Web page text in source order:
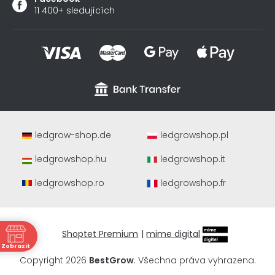
11 400+ sledujících
ledgrow-shop.de
ledgrowshop.pl
ledgrowshop.hu
ledgrowshop.it
ledgrowshop.ro
ledgrowshop.fr
Shoptet Premium |mime digital
Copyright 2026 BestGrow. Všechna práva vyhrazena.
Zobrazit